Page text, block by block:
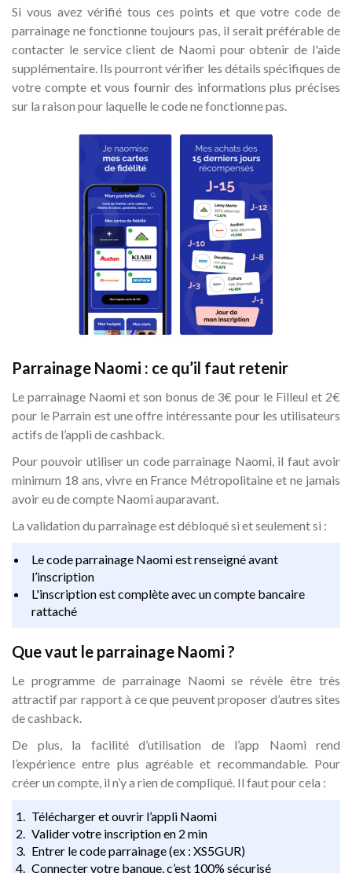
Si vous avez vérifié tous ces points et que votre code de
parrainage ne fonctionne toujours pas, il serait préférable de
contacter le service client de Naomi pour obtenir de l'aide
supplémentaire. Ils pourront vérifier les détails spécifiques de
votre compte et vous fournir des informations plus précises
sur la raison pour laquelle le code ne fonctionne pas.
Parrainage Naomi : ce qu’il faut retenir
Le parrainage Naomi et son bonus de 3€ pour le Filleul et 2€
pour le Parrain est une offre intéressante pour les utilisateurs
actifs de l’appli de cashback.
Pour pouvoir utiliser un code parrainage Naomi, il faut avoir
minimum 18 ans, vivre en France Métropolitaine et ne jamais
avoir eu de compte Naomi auparavant.
La validation du parrainage est débloqué si et seulement si :
Le code parrainage Naomi est renseigné avant
l’inscription
L'inscription est complète avec un compte bancaire
rattaché
Que vaut le parrainage Naomi ?
Le programme de parrainage Naomi se révèle être très
attractif par rapport à ce que peuvent proposer d’autres sites
de cashback.
De plus, la facilité d’utilisation de l’app Naomi rend
l’expérience entre plus agréable et recommandable. Pour
créer un compte, il n’y a rien de compliqué. Il faut pour cela :
Télécharger et ouvrir l’appli Naomi
Valider votre inscription en 2 min
Entrer le code parrainage (ex : XS5GUR)
Connecter votre banque, c’est 100% sécurisé